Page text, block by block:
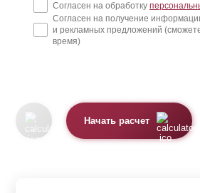
Согласен на обработку
Согласен на получение
и рекламных предложений
время)
Начать расчет